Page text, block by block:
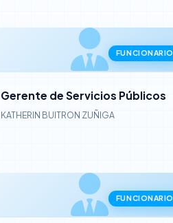
FUNCIONARIO
Gerente de Servicios Públicos
KATHERIN BUITRON ZUÑIGA
FUNCIONARIO